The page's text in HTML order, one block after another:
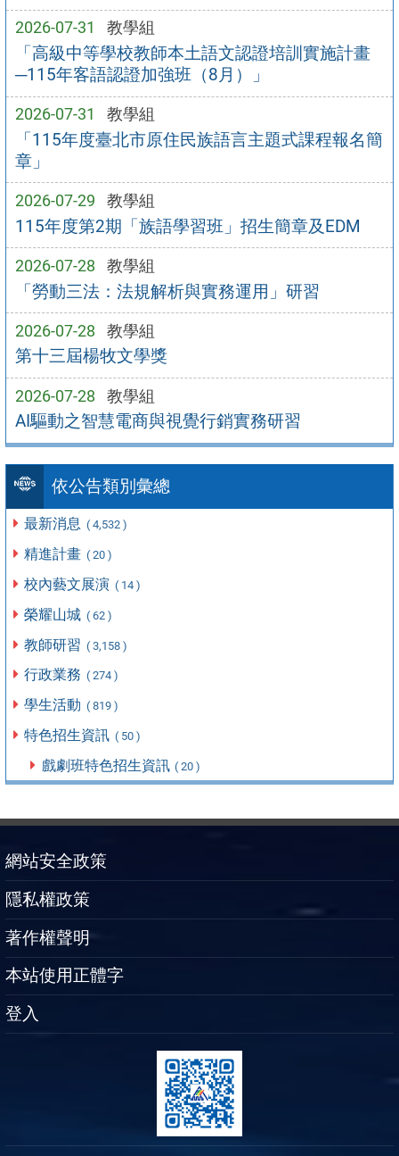
2026-07-31 教學組
「高級中等學校教師本土語文認證培訓實施計畫
─115年客語認證加強班（8月）」
2026-07-31 教學組
「115年度臺北市原住民族語言主題式課程報名簡
章」
2026-07-29 教學組
115年度第2期「族語學習班」招生簡章及EDM
2026-07-28 教學組
「勞動三法：法規解析與實務運用」研習
2026-07-28 教學組
第十三屆楊牧文學獎
2026-07-28 教學組
AI驅動之智慧電商與視覺行銷實務研習
依公告類別彙總
最新消息 ( 4,532 )
精進計畫 ( 20 )
校內藝文展演 ( 14 )
榮耀山城 ( 62 )
教師研習 ( 3,158 )
行政業務 ( 274 )
學生活動 ( 819 )
特色招生資訊 ( 50 )
戲劇班特色招生資訊 ( 20 )
網站安全政策
隱私權政策
著作權聲明
本站使用正體字
登入